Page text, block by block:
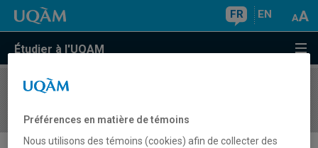
FR EN
Étudier à l'UQAM
COURS//
Préférences en matière de témoins
Nous utilisons des témoins (cookies) afin de collecter des